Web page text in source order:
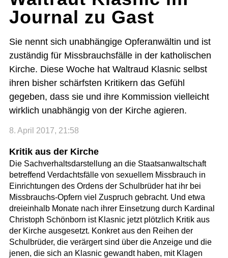
Journal zu Gast
Sie nennt sich unabhängige Opferanwältin und ist
zuständig für Missbrauchsfälle in der katholischen
Kirche. Diese Woche hat Waltraud Klasnic selbst
ihren bisher schärfsten Kritikern das Gefühl
gegeben, dass sie und ihre Kommission vielleicht
wirklich unabhängig von der Kirche agieren.
8. April 2017, 21:58
Kritik aus der Kirche
Die Sachverhaltsdarstellung an die Staatsanwaltschaft
betreffend Verdachtsfälle von sexuellem Missbrauch in
Einrichtungen des Ordens der Schulbrüder hat ihr bei
Missbrauchs-Opfern viel Zuspruch gebracht. Und etwa
dreieinhalb Monate nach ihrer Einsetzung durch Kardinal
Christoph Schönborn ist Klasnic jetzt plötzlich Kritik aus
der Kirche ausgesetzt. Konkret aus den Reihen der
Schulbrüder, die verärgert sind über die Anzeige und die
jenen, die sich an Klasnic gewandt haben, mit Klagen